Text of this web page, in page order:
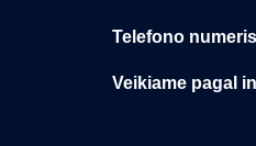
Telefono
Veikiame pagal